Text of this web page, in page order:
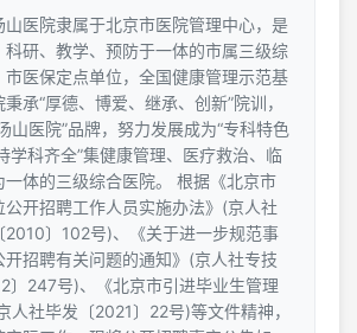
山医院隶属于北京市医院管理中心，是
科研、教学、预防于一体的市属三级综
市医保定点单位，全国健康管理示范基
承“厚德、博爱、继承、创新”院训，
山医院”品牌，努力发展成为“专科特色
学科齐全”集健康管理、医疗救治、临
一体的三级综合医院。 根据《北京市
公开招聘工作人员实施办法》(京人社
2010〕102号)、《关于进一步规范事
开招聘有关问题的通知》(京人社专技
〕247号)、《北京市引进毕业生管理
人社毕发〔2021〕22号)等文件精神，